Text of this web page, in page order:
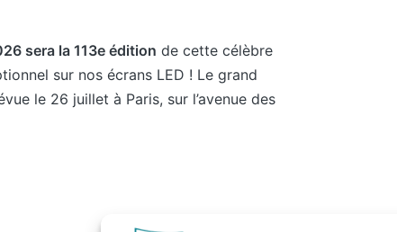
sera la 113e édition de cette célèbre
sur nos écrans LED ! Le grand
le 26 juillet à Paris, sur l’avenue des